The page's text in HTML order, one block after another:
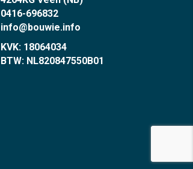
0416-696832
info@bouwie.info
KVK: 18064034
BTW: NL820847550B01